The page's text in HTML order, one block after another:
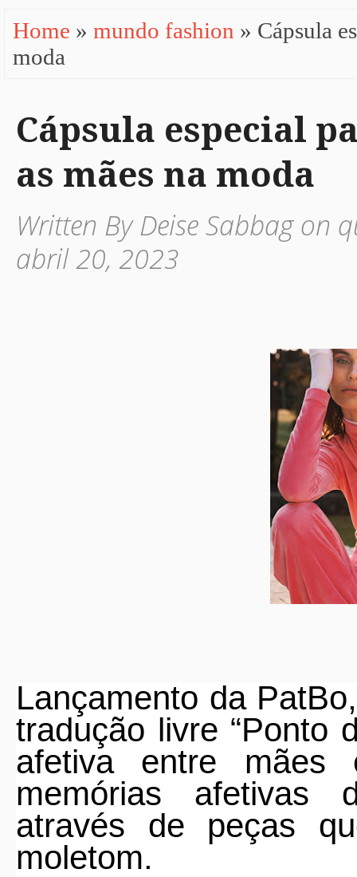
Home » mundo fashion » Cápsula
moda
Cápsula especial
as mães na moda
Written By Deise Sabbag
abril 20, 2023
Lançamento da
tradução livre “Ponto
afetiva entre
memórias afetivas
através de peças
moletom.